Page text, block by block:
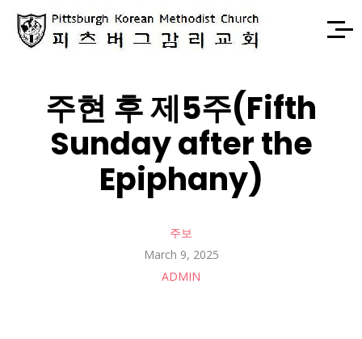
주현 후 제5주(Fifth
Sunday after the
Epiphany)
주보
March 9, 2025
ADMIN